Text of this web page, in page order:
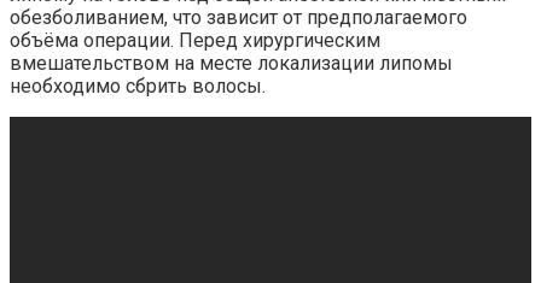
обезболиванием, что зависит от предполагаемого
объёма операции. Перед хирургическим
вмешательством на месте локализации липомы
необходимо сбрить волосы.